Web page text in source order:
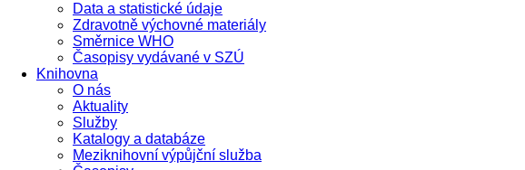
Data a statistické údaje
Zdravotně výchovné materiály
Směrnice WHO
Časopisy vydávané v SZÚ
Knihovna
O nás
Aktuality
Služby
Katalogy a databáze
Meziknihovní výpůjční služba